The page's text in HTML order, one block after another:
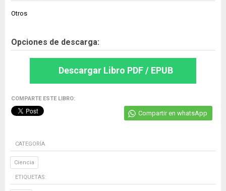
Otros
Opciones de descarga:
Descargar Libro PDF / EPUB
COMPARTE ESTE LIBRO:
Compartir en whatsApp
CATEGORÍA
Ciencia
ETIQUETAS: